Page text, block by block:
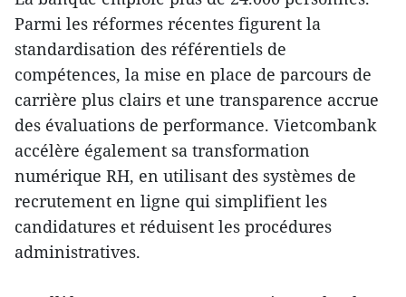
Parmi les réformes récentes figurent la
standardisation des référentiels de
compétences, la mise en place de parcours de
carrière plus clairs et une transparence accrue
des évaluations de performance. Vietcombank
accélère également sa transformation
numérique RH, en utilisant des systèmes de
recrutement en ligne qui simplifient les
candidatures et réduisent les procédures
administratives.